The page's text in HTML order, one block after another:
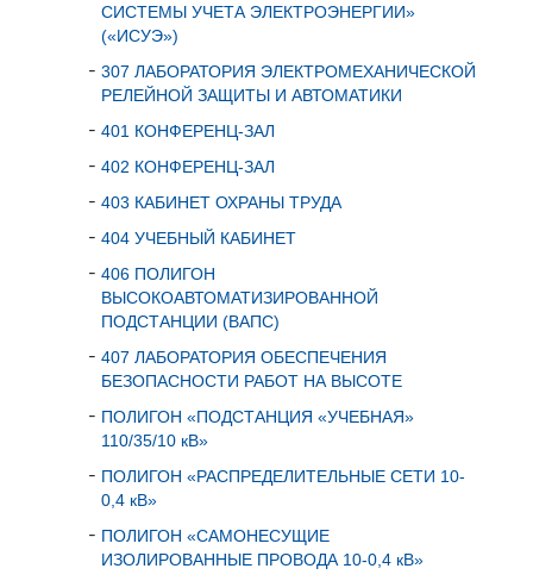
СИСТЕМЫ УЧЕТА ЭЛЕКТРОЭНЕРГИИ»
(«ИСУЭ»)
307 ЛАБОРАТОРИЯ ЭЛЕКТРОМЕХАНИЧЕСКОЙ
РЕЛЕЙНОЙ ЗАЩИТЫ И АВТОМАТИКИ
401 КОНФЕРЕНЦ-ЗАЛ
402 КОНФЕРЕНЦ-ЗАЛ
403 КАБИНЕТ ОХРАНЫ ТРУДА
404 УЧЕБНЫЙ КАБИНЕТ
406 ПОЛИГОН
ВЫСОКОАВТОМАТИЗИРОВАННОЙ
ПОДСТАНЦИИ (ВАПС)
407 ЛАБОРАТОРИЯ ОБЕСПЕЧЕНИЯ
БЕЗОПАСНОСТИ РАБОТ НА ВЫСОТЕ
ПОЛИГОН «ПОДСТАНЦИЯ «УЧЕБНАЯ»
110/35/10 кВ»
ПОЛИГОН «РАСПРЕДЕЛИТЕЛЬНЫЕ СЕТИ 10-
0,4 кВ»
ПОЛИГОН «САМОНЕСУЩИЕ
ИЗОЛИРОВАННЫЕ ПРОВОДА 10-0,4 кВ»